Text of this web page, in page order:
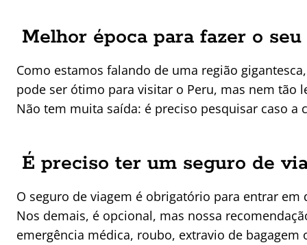
Melhor época para fazer o
Como estamos falando de uma região
pode ser ótimo para visitar o Peru, mas nem tão
Não tem muita saída: é preciso pesquisar caso a
É preciso ter um seguro de
O seguro de viagem é obrigatório para entrar em
Nos demais, é opcional, mas nossa
emergência médica, roubo, extravio de